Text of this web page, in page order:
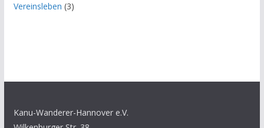
Vereinsleben (3)
Kanu-Wanderer-Hannover e.V.